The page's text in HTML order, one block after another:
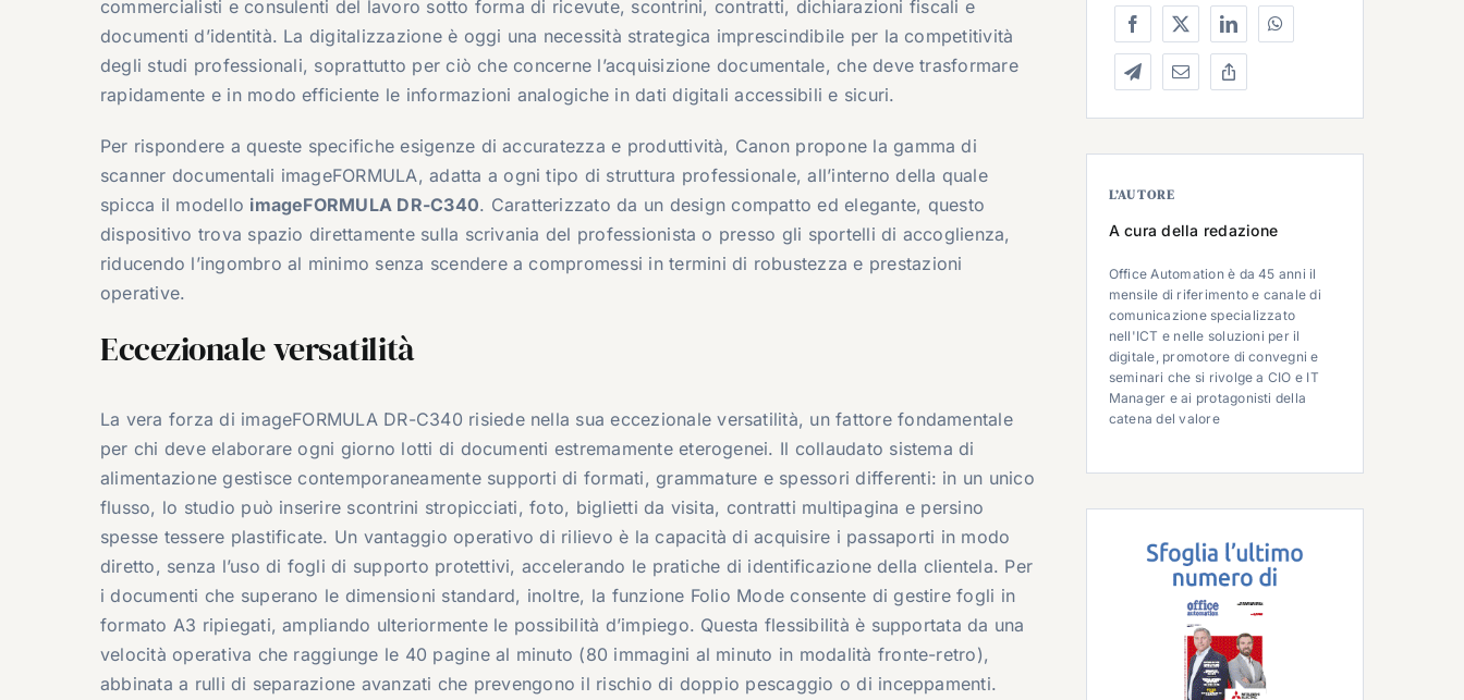
commercialisti e consulenti del lavoro sotto forma di ricevute, scontrini, contratti, dichiarazioni fiscali e
documenti d’identità. La digitalizzazione è oggi una necessità strategica imprescindibile per la competitività
degli studi professionali, soprattutto per ciò che concerne l’acquisizione documentale, che deve trasformare
rapidamente e in modo efficiente le informazioni analogiche in dati digitali accessibili e sicuri.
Per rispondere a queste specifiche esigenze di accuratezza e produttività, Canon propone la gamma di
scanner documentali imageFORMULA, adatta a ogni tipo di struttura professionale, all’interno della quale
spicca il modello imageFORMULA DR-C340. Caratterizzato da un design compatto ed elegante, questo
dispositivo trova spazio direttamente sulla scrivania del professionista o presso gli sportelli di accoglienza,
riducendo l’ingombro al minimo senza scendere a compromessi in termini di robustezza e prestazioni
operative.
Eccezionale versatilità
La vera forza di imageFORMULA DR-C340 risiede nella sua eccezionale versatilità, un fattore fondamentale
per chi deve elaborare ogni giorno lotti di documenti estremamente eterogenei. Il collaudato sistema di
alimentazione gestisce contemporaneamente supporti di formati, grammature e spessori differenti: in un unico
flusso, lo studio può inserire scontrini stropicciati, foto, biglietti da visita, contratti multipagina e persino
spesse tessere plastificate. Un vantaggio operativo di rilievo è la capacità di acquisire i passaporti in modo
diretto, senza l’uso di fogli di supporto protettivi, accelerando le pratiche di identificazione della clientela. Per
i documenti che superano le dimensioni standard, inoltre, la funzione Folio Mode consente di gestire fogli in
formato A3 ripiegati, ampliando ulteriormente le possibilità d’impiego. Questa flessibilità è supportata da una
velocità operativa che raggiunge le 40 pagine al minuto (80 immagini al minuto in modalità fronte-retro),
abbinata a rulli di separazione avanzati che prevengono il rischio di doppio pescaggio o di inceppamenti.
L’AUTORE
A cura della redazione
Office Automation è da 45 anni il
mensile di riferimento e canale di
comunicazione specializzato
nell'ICT e nelle soluzioni per il
digitale, promotore di convegni e
seminari che si rivolge a CIO e IT
Manager e ai protagonisti della
catena del valore